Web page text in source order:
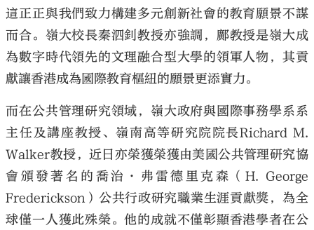
這正正與我們致力構建多元創新社會的教育願景不謀
而合。嶺大校長秦泗釗教授亦強調，鄺教授是嶺大成
為數字時代領先的文理融合型大學的領軍人物，其貢
獻讓香港成為國際教育樞紐的願景更添實力。
而在公共管理研究領域，嶺大政府與國際事務學系系
主任及講座教授、嶺南高等研究院院長Richard M.
Walker教授，近日亦榮獲榮獲由美國公共管理研究協
會頒發著名的喬治·弗雷德里克森（H. George
Frederickson ）公共行政研究職業生涯貢獻獎，為全
球僅一人獲此殊榮。他的成就不僅彰顯香港學者在公